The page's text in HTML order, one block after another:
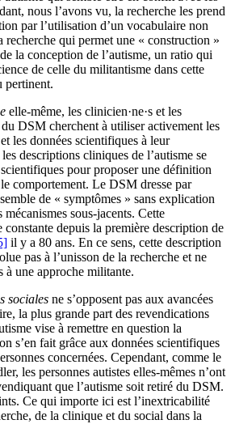
nous l’avons vu, la recherche les prend
par l’utilisation d’un vocabulaire non
recherche qui permet une « construction »
la conception de l’autisme, un ratio qui
de celle du militantisme dans cette
pertinent.
elle-même, les clinicien·ne·s et les
du DSM cherchent à utiliser activement les
les données scientifiques à leur
descriptions cliniques de l’autisme se
scientifiques pour proposer une définition
comportement. Le DSM dresse par
de « symptômes » sans explication
mécanismes sous-jacents. Cette
constante depuis la première description de
il y a 80 ans. En ce sens, cette description
pas à l’unisson de la recherche et ne
à une approche militante.
sociales ne s’opposent pas aux avancées
la plus grande part des revendications
vise à remettre en question la
s’en fait grâce aux données scientifiques
concernées. Cependant, comme le
les personnes autistes elles-mêmes n’ont
que l’autisme soit retiré du DSM.
Ce qui importe ici est l’inextricabilité
de la clinique et du social dans la